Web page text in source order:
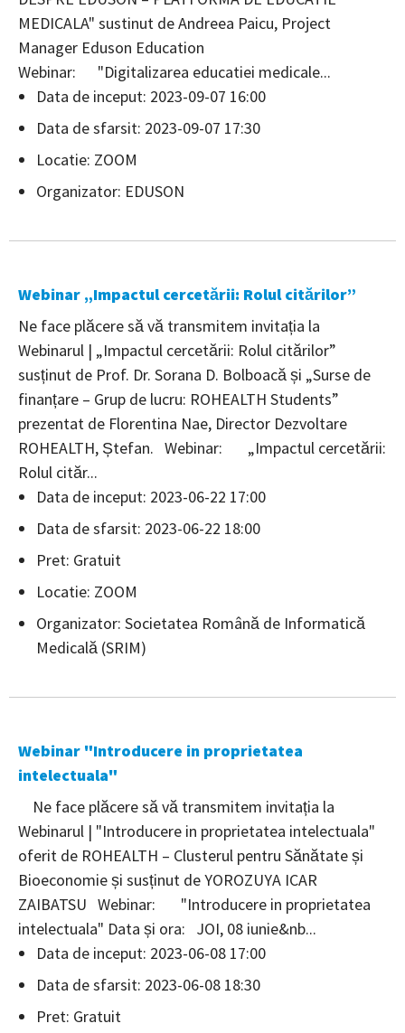
MEDICALA" sustinut de Andreea Paicu, Project
Manager Eduson Education
Webinar: "Digitalizarea educatiei medicale...
Data de inceput: 2023-09-07 16:00
Data de sfarsit: 2023-09-07 17:30
Locatie: ZOOM
Organizator: EDUSON
Webinar „Impactul cercetării: Rolul citărilor”
Ne face plăcere să vă transmitem invitația la
Webinarul | „Impactul cercetării: Rolul citărilor”
susținut de Prof. Dr. Sorana D. Bolboacă și „Surse de
finanțare – Grup de lucru: ROHEALTH Students”
prezentat de Florentina Nae, Director Dezvoltare
ROHEALTH, Ștefan. Webinar: „Impactul cercetării:
Rolul cităr...
Data de inceput: 2023-06-22 17:00
Data de sfarsit: 2023-06-22 18:00
Pret: Gratuit
Locatie: ZOOM
Organizator: Societatea Română de Informatică
Medicală (SRIM)
Webinar "Introducere in proprietatea
intelectuala"
Ne face plăcere să vă transmitem invitația la
Webinarul | "Introducere in proprietatea intelectuala"
oferit de ROHEALTH – Clusterul pentru Sănătate și
Bioeconomie și susținut de YOROZUYA ICAR
ZAIBATSU Webinar: "Introducere in proprietatea
intelectuala" Data și ora: JOI, 08 iunie&nb...
Data de inceput: 2023-06-08 17:00
Data de sfarsit: 2023-06-08 18:30
Pret: Gratuit